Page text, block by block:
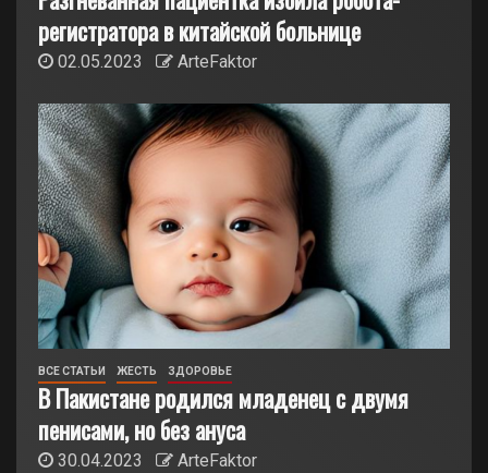
регистратора в китайской больнице
02.05.2023 ArteFaktor
ВСЕ СТАТЬИ ЖЕСТЬ ЗДОРОВЬЕ
В Пакистане родился младенец с двумя
пенисами, но без ануса
30.04.2023 ArteFaktor